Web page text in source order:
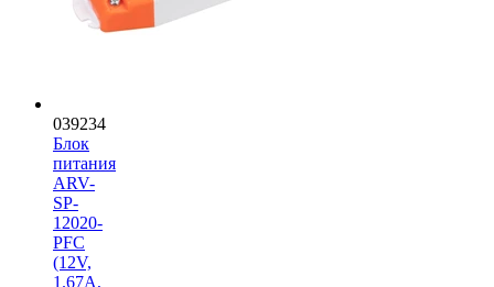
039234
Блок
питания
ARV-
SP-
12020-
PFC
(12V,
1.67A,